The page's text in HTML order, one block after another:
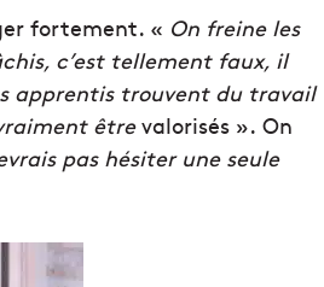
fortement. « On freine les
c’est tellement faux, il
apprentis trouvent du travail
êtrevalorisés ». On
pas hésiter une seule